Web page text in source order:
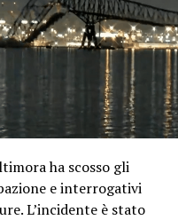
squadre più
Durante la partita, si è
e Francesco Acerbi,
spettatori e dei media.
voci secondo cui
a Juan Jesus
hanno
reazione da parte
sportivi, che hanno
sull’incidente.
ha scosso gli
e interrogativi
L’incidente è stato